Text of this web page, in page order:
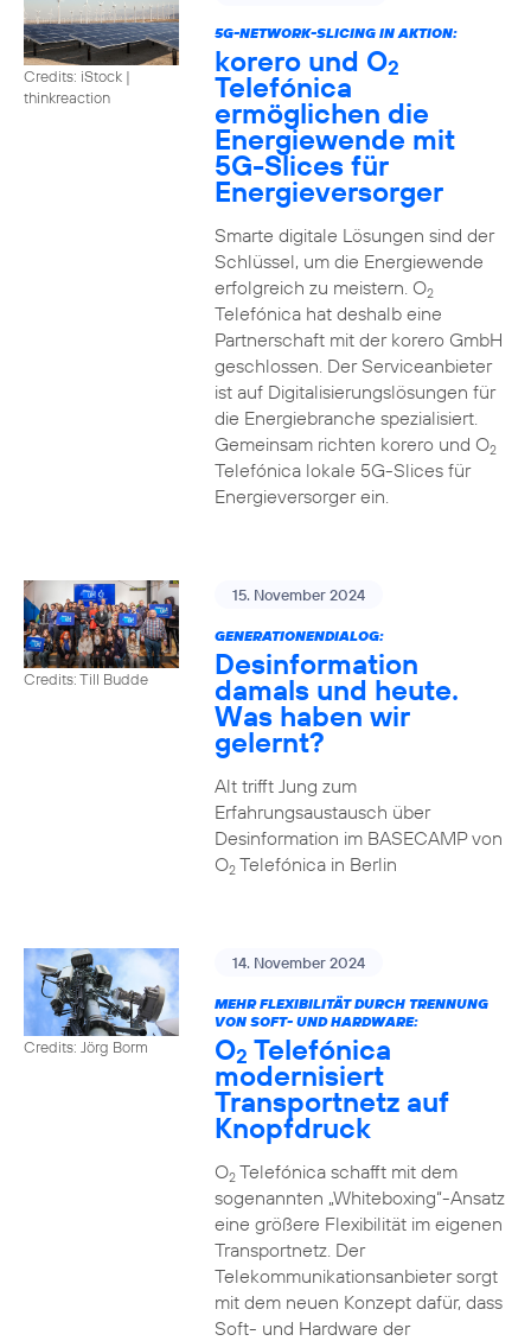
Credits: iStock |
thinkreaction
5G-NETWORK-SLICING IN AKTION:
korero und O2
Telefónica
ermöglichen die
Energiewende mit
5G-Slices für
Energieversorger
Smarte digitale Lösungen sind der
Schlüssel, um die Energiewende
erfolgreich zu meistern. O2
Telefónica hat deshalb eine
Partnerschaft mit der korero GmbH
geschlossen. Der Serviceanbieter
ist auf Digitalisierungslösungen für
die Energiebranche spezialisiert.
Gemeinsam richten korero und O2
Telefónica lokale 5G-Slices für
Energieversorger ein.
Credits: Till Budde
15. November 2024
GENERATIONENDIALOG:
Desinformation
damals und heute.
Was haben wir
gelernt?
Alt trifft Jung zum
Erfahrungsaustausch über
Desinformation im BASECAMP von
O2Telefónica in Berlin
Credits: Jörg Borm
14. November 2024
MEHR FLEXIBILITÄT DURCH TRENNUNG
VON SOFT- UND HARDWARE:
O2 Telefónica
modernisiert
Transportnetz auf
Knopfdruck
O2Telefónica schafft mit dem
sogenannten „Whiteboxing“-Ansatz
eine größere Flexibilität im eigenen
Transportnetz. Der
Telekommunikationsanbieter sorgt
mit dem neuen Konzept dafür, dass
Soft- und Hardware der